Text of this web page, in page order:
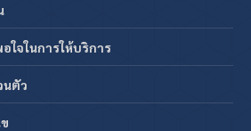
ใจในการให้บริการ
นตัว